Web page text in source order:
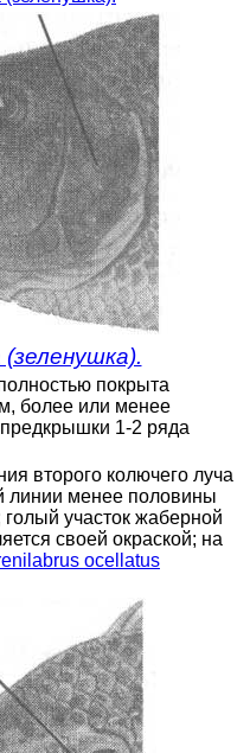
покрыта
более или менее
1-2 ряда
второго колючего луча
линии менее половины
участок жаберной
своей окраской; на
ocellatus